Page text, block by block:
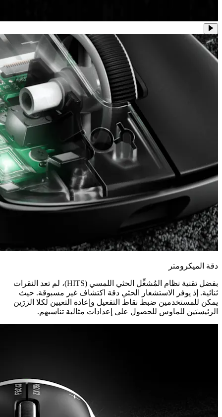
دقة الميكرومتر
بفضل تقنية نظام المُشغِّل الحثي اللمسي (HITS)، لم تعد النقرات
ثنائية. إذ يوفر الاستشعار الحثي دقة اكتشاف غير مسبوقة. حيث
يمكن للمستخدمين ضبط نقاط التفعيل وإعادة التعيين لكلا الزرَين
الرئيسيَين للماوس للحصول على إعدادات مثالية تناسبهم.